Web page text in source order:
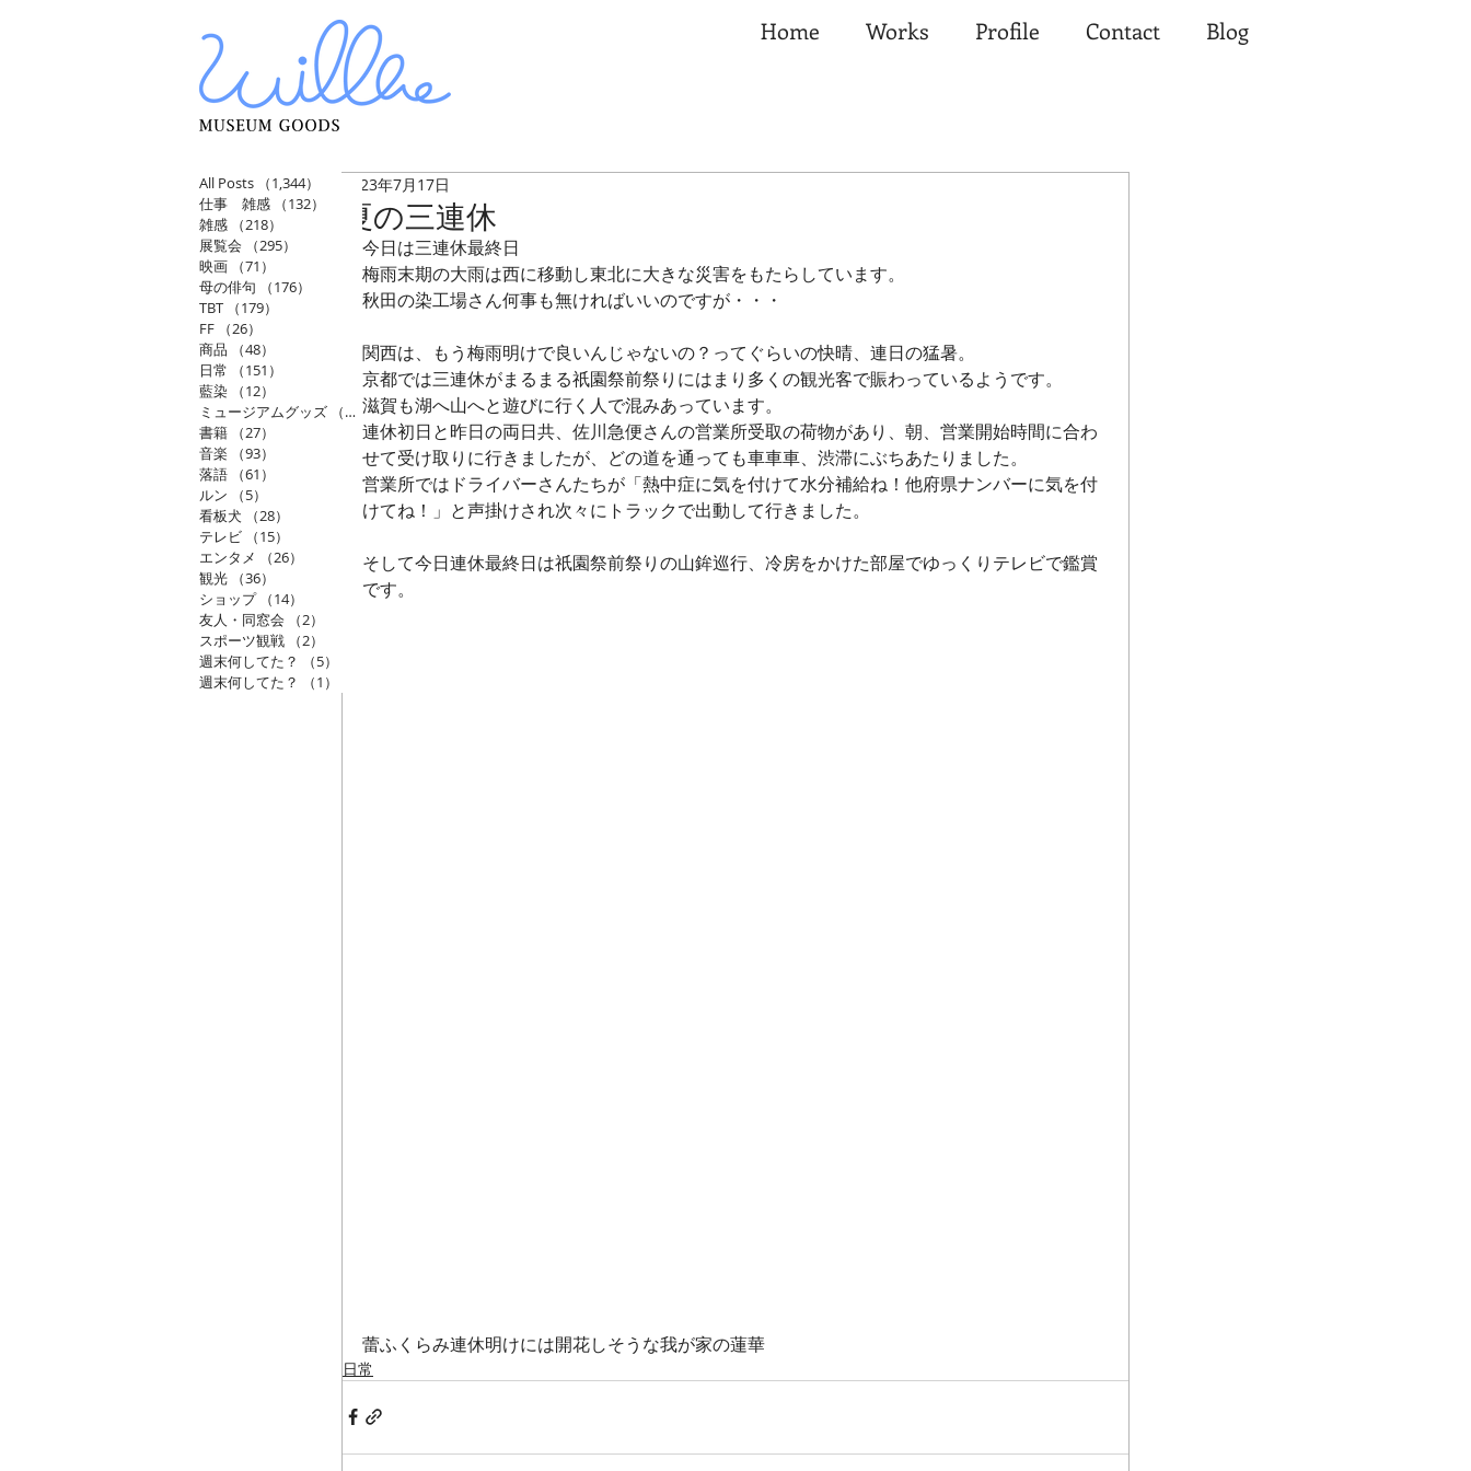
Home Works Profile Contact Blog
夏の三連休
2023年7月17日
今日は三連休最終日
梅雨末期の大雨は西に移動し東北に大きな災害をもたらしています。
秋田の染工場さん何事も無ければいいのですが・・・
関西は、もう梅雨明けで良いんじゃないの？ってぐらいの快晴、連日の猛暑。
京都では三連休がまるまる祇園祭前祭りにはまり多くの観光客で賑わっているようです。
滋賀も湖へ山へと遊びに行く人で混みあっています。
連休初日と昨日の両日共、佐川急便さんの営業所受取の荷物があり、朝、営業開始時間に合わ
せて受け取りに行きましたが、どの道を通っても車車車、渋滞にぶちあたりました。
営業所ではドライバーさんたちが「熱中症に気を付けて水分補給ね！他府県ナンバーに気を付
けてね！」と声掛けされ次々にトラックで出動して行きました。
そして今日連休最終日は祇園祭前祭りの山鉾巡行、冷房をかけた部屋でゆっくりテレビで鑑賞
です。
蕾ふくらみ連休明けには開花しそうな我が家の蓮華
日常
All Posts （1,344）
1,344件の記事
仕事 雑感
（132）
132件の記事
雑感
（218）
展覧会
（295）
295件の記事
映画
（71）
母の俳句
（176）
176件の記事
TBT
（179）
FF
（26）
商品
（48）
日常
（151）
藍染
（12）
ミュージアムグッズ
（114）
114件の記事
書籍
（27）
音楽
（93）
落語
（61）
ルン
（5）
看板犬
（28）
テレビ
（15）
エンタメ
（26）
26件の記事
観光
（36）
ショップ
（14）
14件の記事
友人・同窓会
（2）
スポーツ観戦
（2）
週末何してた？
（5）
週末何してた？
（1）